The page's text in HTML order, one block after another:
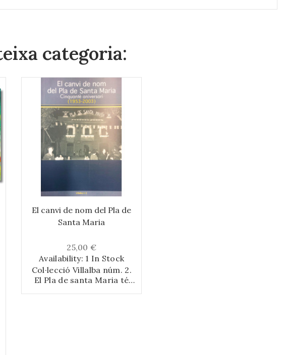
categoria:
El canvi de nom del Pla de
Santa Maria
25,00 €
Availability: 1 In Stock
Col·lecció Villalba núm. 2.
El Pla de santa Maria té